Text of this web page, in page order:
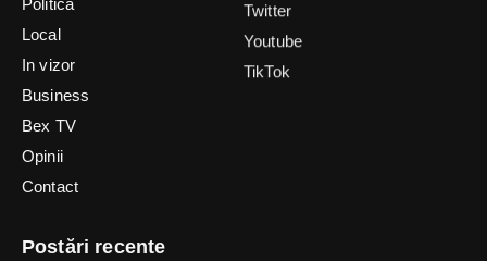
Local
In vizor
Business
Bex TV
Opinii
Contact
Youtube
TikTok
Postări recente